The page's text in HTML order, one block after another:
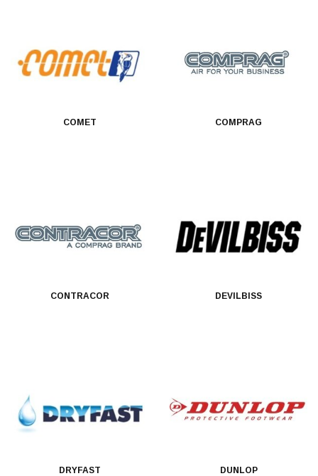
COMET COMPRAG
CONTRACOR DEVILBISS
DRYFAST DUNLOP